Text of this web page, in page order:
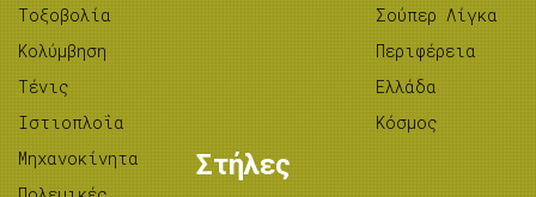
Tοξοβολία
Κολύμβηση
Τένις
Ιστιοπλοΐα
Μηχανοκίνητα
Σούπερ Λίγκα
Περιφέρεια
Ελλάδα
Κόσμος
Στήλες